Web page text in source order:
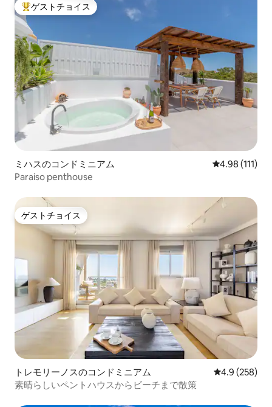
大好評のゲストチョイスです。
ゲストチョイス
ミハスのコンドミニアム レビュー111
4.98 (111)
Paraiso penthouse
ゲストチョイス
ゲストチョイス
トレモリーノスのコンドミニアム レビュー258
4.9 (258)
素晴らしいペントハウスからビーチまで散策